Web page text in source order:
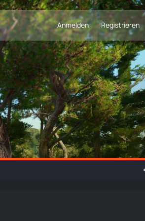
Anmelden Registrieren